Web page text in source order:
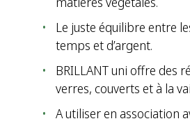
Le juste équilibre entre
temps et d’argent.
BRILLANT uni offre des
verres, couverts et à la
A utiliser en association